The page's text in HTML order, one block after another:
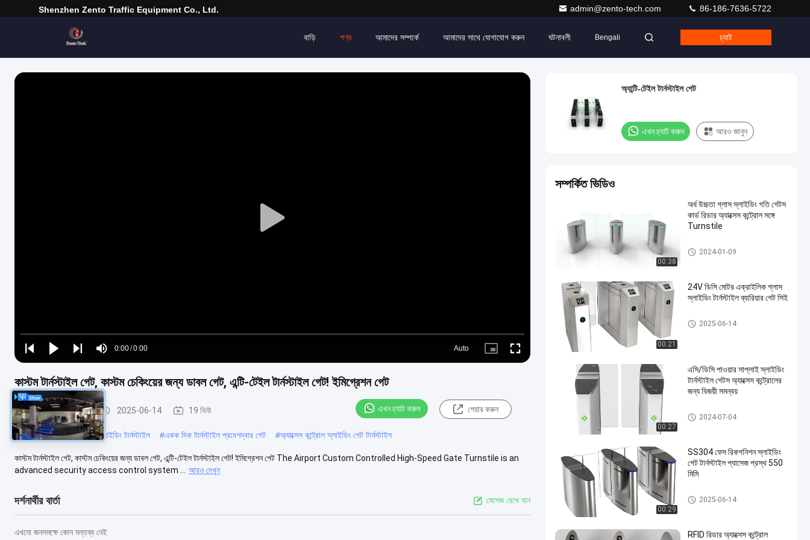
Shenzhen Zento Traffic Equipment Co., Ltd. admin@zento-tech.com 86-186-7636-5722
বাড়ি পণ্য আমাদের সম্পর্কে আমাদের সাথে যোগাযোগ করুন ঘটনাবলী Bengali চ্যাট
Play
Play
Play
Play
Mute
Time
0:00/0:00
Loaded:
0%
Auto
Picture- Fullscreen
কাস্টম টার্নস্টাইল গেট, কাস্টম চেকিংয়ের জন্য ডাবল গেট, এন্টি-টেইল টার্নস্টাইল গেট! ইমিগ্রেশন গেট
স্লাইডিং গেট টার্নস্টাইল 2025-06-14 19 ভিউ এখন চ্যাট করুন শেয়ার করুন
#এক্রাইলিক গ্লাস পূর্ণ উচ্চতা স্লাইডিং টার্নস্টাইল #একক দিক টার্নস্টাইল প্রবেশদ্বার গেট #অ্যাক্সেস কন্ট্রোল স্লাইডিং গেট টার্নস্টাইল
কাস্টম টার্নস্টাইল গেট, কাস্টম চেকিংয়ের জন্য ডাবল গেট, এন্টি-টেইল টার্নস্টাইল গেট! ইমিগ্রেশন গেট The Airport Custom Controlled High-Speed Gate Turnstile is an
advanced security access control system ...
আরও দেখুন
দর্শনার্থীর বার্তা মেসেজ রেখে যান
এখনো জনসমক্ষে কোন মন্তব্য নেই
অ্যান্টি-টেইল টার্নস্টাইল গেট
এখন চ্যাট করুন আরও জানুন
সম্পর্কিত ভিডিও
00:38
অর্ধ উচ্চতা গ্লাস স্লাইডিং গতি গেটস
কার্ড রিডার অ্যাক্সেস কন্ট্রোল সঙ্গে
Turnstile
স্লাইডিং গেট টার্নস্টাইল
2024-01-09
00:21
24V ডিসি মোটর এক্রাইলিক গ্লাস
স্লাইডিং টার্নস্টাইল ব্যারিয়ার গেট সিই
স্লাইডিং গেট টার্নস্টাইল
2025-06-14
00:27
এসি/ডিসি পাওয়ার সাপ্লাই স্লাইডিং
টার্নস্টাইল গেটস অ্যাক্সেস কন্ট্রোলের
জন্য বিজয়ী সমন্বয়
স্লাইডিং গেট টার্নস্টাইল
2024-07-04
00:29
SS304 ফেস রিকগনিশন স্লাইডিং
গেট টার্নস্টাইল প্যাসেজ প্রস্থ 550
মিমি
স্লাইডিং গেট টার্নস্টাইল
2025-06-14
RFID রিডার অ্যাক্সেস কন্ট্রোল